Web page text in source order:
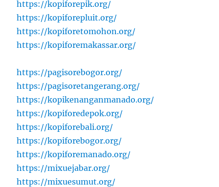
https://kopiforepik.org/
https://kopiforepluit.org/
https://kopiforetomohon.org/
https://kopiforemakassar.org/
https://pagisorebogor.org/
https://pagisoretangerang.org/
https://kopikenanganmanado.org/
https://kopiforedepok.org/
https://kopiforebali.org/
https://kopiforebogor.org/
https://kopiforemanado.org/
https://mixuejabar.org/
https://mixuesumut.org/